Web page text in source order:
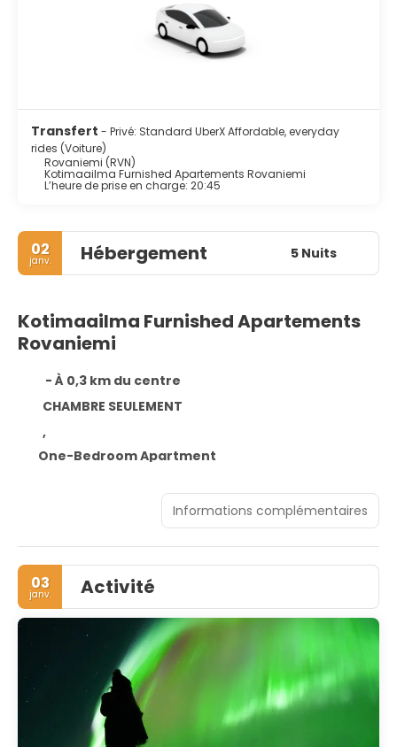
Transfert - Privé: Standard UberX Affordable, everyday
rides (Voiture)
Rovaniemi (RVN)
Kotimaailma Furnished Apartements Rovaniemi
L’heure de prise en charge: 20:45
02
janv. Hébergement 5 Nuits
Kotimaailma Furnished Apartements
Rovaniemi
- À 0,3 km du centre
CHAMBRE SEULEMENT
,
One-Bedroom Apartment
Informations complémentaires
03
janv. Activité